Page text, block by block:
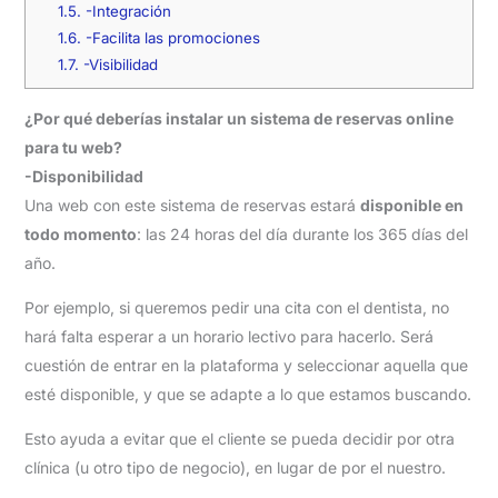
1.5. -Integración
1.6. -Facilita las promociones
1.7. -Visibilidad
¿Por qué deberías instalar un sistema de reservas online
para tu web?
-Disponibilidad
Una web con este sistema de reservas estará disponible en
todo momento: las 24 horas del día durante los 365 días del
año.
Por ejemplo, si queremos pedir una cita con el dentista, no
hará falta esperar a un horario lectivo para hacerlo. Será
cuestión de entrar en la plataforma y seleccionar aquella que
esté disponible, y que se adapte a lo que estamos buscando.
Esto ayuda a evitar que el cliente se pueda decidir por otra
clínica (u otro tipo de negocio), en lugar de por el nuestro.